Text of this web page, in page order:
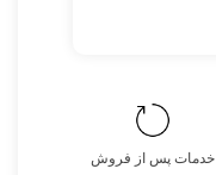
خدمات پس از فروش